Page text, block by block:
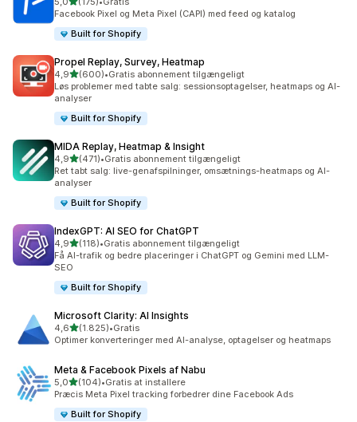
175 anmeldelser i alt
Facebook Pixel og Meta Pixel (CAPI) med feed og katalog
Built for Shopify
Propel Replay, Survey, Heatmap
4,9ud af 5 stjerner
(600)
600 anmeldelser i alt
•Gratis abonnement tilgængeligt
Løs problemer med tabte salg: sessionsoptagelser, heatmaps og AI-
analyser
Built for Shopify
MIDA Replay, Heatmap & Insight
4,9ud af 5 stjerner
(471)
471 anmeldelser i alt
•Gratis abonnement tilgængeligt
Ret tabt salg: live-genafspilninger, omsætnings-heatmaps og AI-
analyser
Built for Shopify
IndexGPT: AI SEO for ChatGPT
4,9ud af 5 stjerner
(118)
118 anmeldelser i alt
•Gratis abonnement tilgængeligt
Få AI-trafik og bedre placeringer i ChatGPT og Gemini med LLM-
SEO
Built for Shopify
Microsoft Clarity: AI Insights
4,6ud af 5 stjerner
(1.825)
1825 anmeldelser i alt
•Gratis
Optimer konverteringer med AI-analyse, optagelser og heatmaps
Meta & Facebook Pixels af Nabu
5,0ud af 5 stjerner
(104)
104 anmeldelser i alt
•Gratis at installere
Præcis Meta Pixel tracking forbedrer dine Facebook Ads
Built for Shopify